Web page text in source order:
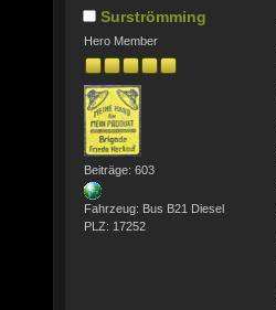
Surströmming
Hero Member
Beiträge: 603
Fahrzeug: Bus B21 Diesel
PLZ: 17252